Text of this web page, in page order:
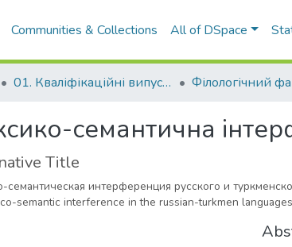
Communities & Collections All of DSpace
01. Кваліфікаційні випускні роботи здобувачів вищої освіти Філологічний
семантична
Title
семантическая интерференция русского и
semantic interference in the russian-turkmen languages